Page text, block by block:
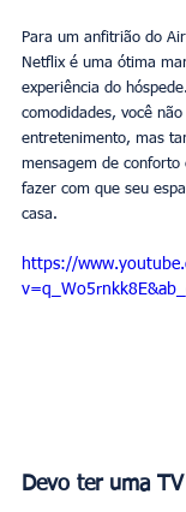
Para um anfitrião do
Netflix é uma ótima
experiência do
comodidades, você
entretenimento, mas
mensagem de conforto
fazer com que seu
casa.
https://
Devo ter uma